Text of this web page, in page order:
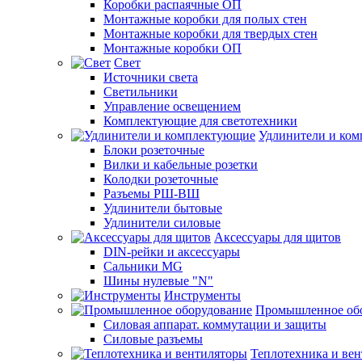
Коробки распаячные ОП
Монтажные коробки для полых стен
Монтажные коробки для твердых стен
Монтажные коробки ОП
Свет
Источники света
Светильники
Управление освещением
Комплектующие для светотехники
Удлинители и
Блоки розеточные
Вилки и кабельные розетки
Колодки розеточные
Разъемы РШ-ВШ
Удлинители бытовые
Удлинители силовые
Аксессуары для щитов
DIN-рейки и аксессуары
Сальники MG
Шины нулевые "N"
Инструменты
Промышленное
Силовая аппарат. коммутации и защиты
Силовые разъемы
Теплотехника и